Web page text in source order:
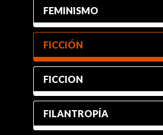
FEMINISMO
FICCIÓN
FICCION
FILANTROPÍA